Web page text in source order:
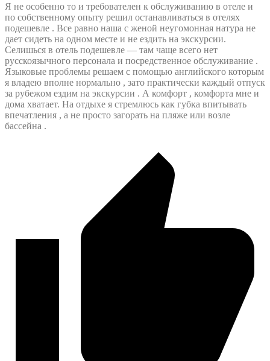
Я не особенно то и требователен к обслуживанию в отеле и
по собственному опыту решил останавливаться в отелях
подешевле . Все равно наша с женой неугомонная натура не
дает сидеть на одном месте и не ездить на экскурсии.
Селишься в отель подешевле — там чаще всего нет
русскоязычного персонала и посредственное обслуживание .
Языковые проблемы решаем с помощью английского которым
я владею вполне нормально , зато практически каждый отпуск
за рубежом ездим на экскурсии . А комфорт , комфорта мне и
дома хватает. На отдыхе я стремлюсь как губка впитывать
впечатления , а не просто загорать на пляже или возле
бассейна .